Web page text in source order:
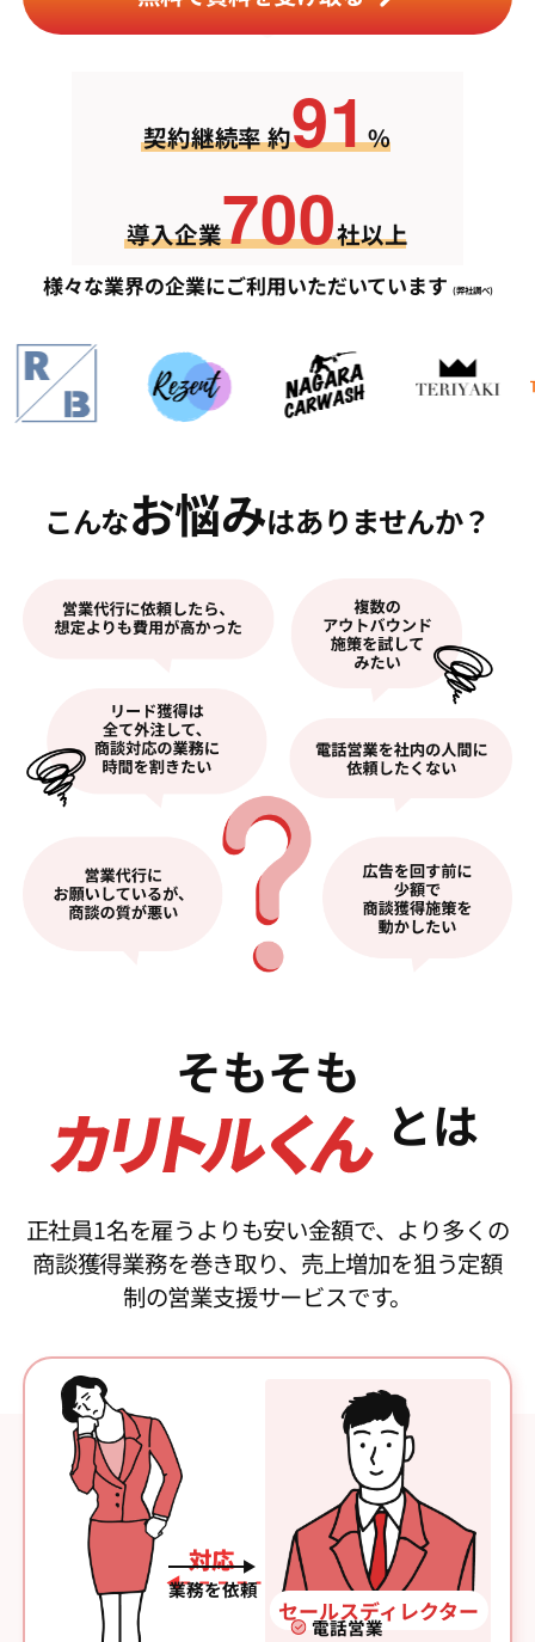
契約継続率 約91%
導入企業700社以上
様々な業界の企業にご利用いただいています (弊社調べ)
こんなお悩みはありませんか？
そもそも
とは
正社員1名を雇うよりも安い金額で、より多くの
商談獲得業務を巻き取り、売上増加を狙う定額
制の営業支援サービスです。
対応
業務を依頼
セールスディレクター
電話営業